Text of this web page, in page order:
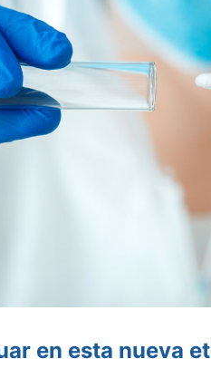
en esta nueva